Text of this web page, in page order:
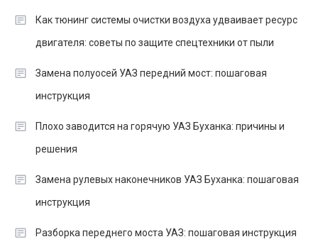
Как тюнинг системы очистки воздуха удваивает ресурс
двигателя: советы по защите спецтехники от пыли
Замена полуосей УАЗ передний мост: пошаговая
инструкция
Плохо заводится на горячую УАЗ Буханка: причины и
решения
Замена рулевых наконечников УАЗ Буханка: пошаговая
инструкция
Разборка переднего моста УАЗ: пошаговая инструкция